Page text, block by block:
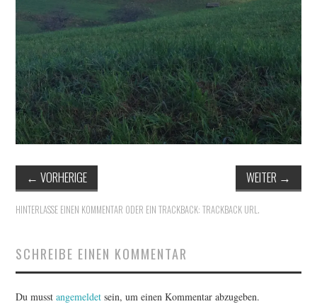
TRAINING
KONTAKT, IMPRESSUM,
DATENSCHUTZ
← VORHERIGE WEITER →
HINTERLASSE EINEN KOMMENTAR ODER EIN TRACKBACK:TRACKBACK URL .
SCHREIBE EINEN KOMMENTAR
Du musstangemeldet sein, um einen Kommentar abzugeben.